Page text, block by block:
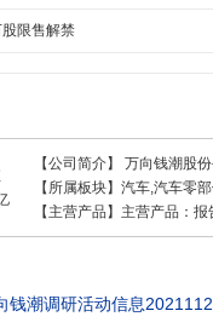
化和智能化集成系统解决方案
品荣获中国世界名牌、中国工
施数智设计、运营、智造,打造
限售解禁
【公司简介】 万向钱潮股份公
【所属板块】 汽车,汽车零部件,底盘与发动机系统,浙江板块,中盘股,标准普尔,
【主营产品】 主营产品：报告期：2025-12-31,其他(补充)收入1.39亿 ，占比1.04% ，利润
钱潮调研活动信息